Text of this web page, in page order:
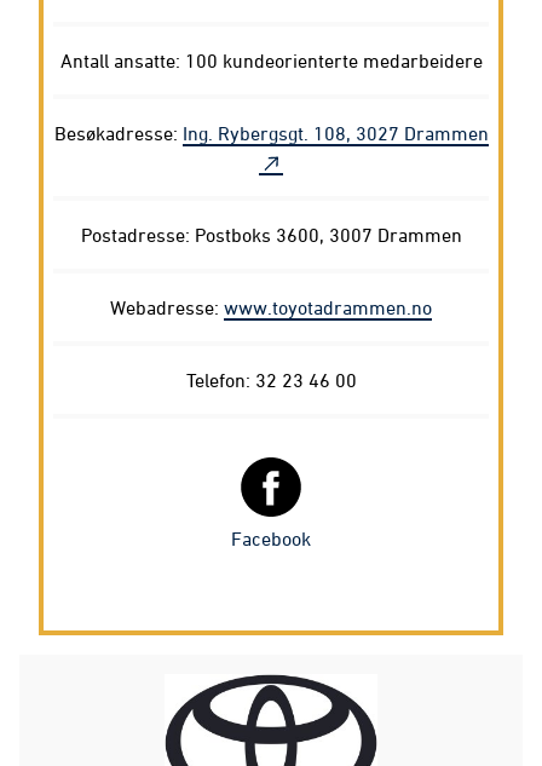
Antall ansatte: 100 kundeorienterte medarbeidere
Besøkadresse: Ing. Rybergsgt. 108, 3027 Drammen
Postadresse: Postboks 3600, 3007 Drammen
Webadresse: www.toyotadrammen.no
Telefon: 32 23 46 00
Facebook